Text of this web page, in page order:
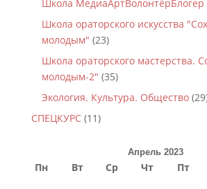
Школа МедиаАртВолонтёрБлогер
Школа ораторского искусства
молодым" (23)
Школа ораторского мастерства.
молодым-2" (35)
Экология. Культура. Общество
СПЕЦКУРС(11)
Апрель 2023
Пн Вт Ср Чт Пт